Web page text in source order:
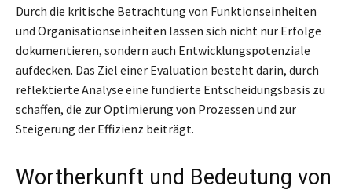
Durch die kritische Betrachtung von Funktionseinheiten
und Organisationseinheiten lassen sich nicht nur Erfolge
dokumentieren, sondern auch Entwicklungspotenziale
aufdecken. Das Ziel einer Evaluation besteht darin, durch
reflektierte Analyse eine fundierte Entscheidungsbasis zu
schaffen, die zur Optimierung von Prozessen und zur
Steigerung der Effizienz beiträgt.
Wortherkunft und Bedeutung von